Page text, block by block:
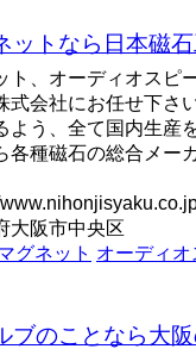
ットなら日本磁
ト、オーディオスピ
式会社にお任せ下さ
よう、全て国内生産
各種磁石の総合メー
大阪市中央区
グネット オーディ
ブのことなら大